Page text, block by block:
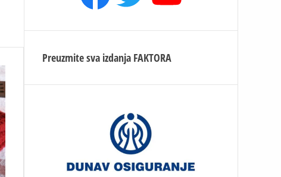
Preuzmite sva izdanja FAKTORA